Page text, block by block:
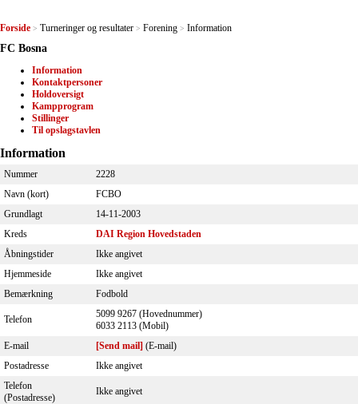
Forside > Turneringer og resultater > Forening > Information
FC Bosna
Information
Kontaktpersoner
Holdoversigt
Kampprogram
Stillinger
Til opslagstavlen
Information
Nummer
2228
Navn (kort)
FCBO
Grundlagt
14-11-2003
Kreds
DAI Region Hovedstaden
Åbningstider
Ikke angivet
Hjemmeside
Ikke angivet
Bemærkning
Fodbold
Telefon
5099 9267 (Hovednummer)
6033 2113 (Mobil)
E-mail
[Send mail] (E-mail)
Postadresse
Ikke angivet
Telefon
(Postadresse)
Ikke angivet